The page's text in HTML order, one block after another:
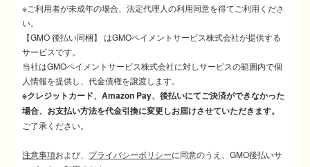
※ご利用者が未成年の場合、法定代理人の利用同意を得てご利用くださ
い。
【GMO 後払い同梱】 はGMOペイメントサービス株式会社が提供する
サービスです。
当社はGMOペイメントサービス株式会社に対しサービスの範囲内で個
人情報を提供し、代金債権を譲渡します。
※クレジットカード、Amazon Pay、後払いにてご決済ができなかった
場合、お支払い方法を代金引換に変更しお届けさせていただきます。
ご了承ください。
注意事項および、 プライバシーポリシーに同意のうえ、GMO後払いサ